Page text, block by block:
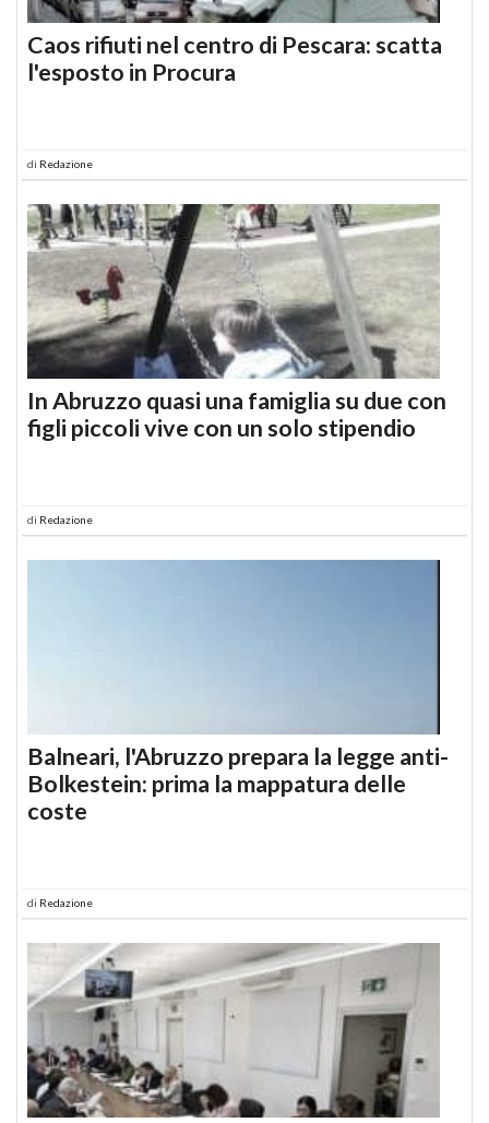
Caos rifiuti nel centro di Pescara: scatta
l'esposto in Procura
di Redazione
In Abruzzo quasi una famiglia su due con
figli piccoli vive con un solo stipendio
di Redazione
Balneari, l'Abruzzo prepara la legge anti-
Bolkestein: prima la mappatura delle
coste
di Redazione